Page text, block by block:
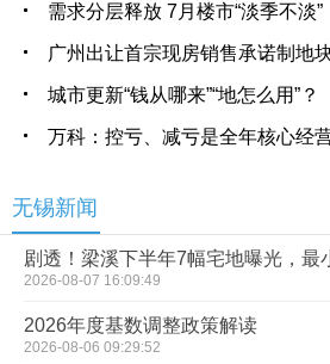
需求分层释放 7月楼市“淡季不淡”
广州出让首宗现房销售承诺制地
城市更新“钱从哪来”“地怎么用”？
万科：控亏、减亏是全年核心经营目标之
无锡新闻
剧透！梁溪下半年7幅宅地曝光，最
2026-08-07 16:09:49
2026年度基数调整政策解读
2026-08-06 09:29:52